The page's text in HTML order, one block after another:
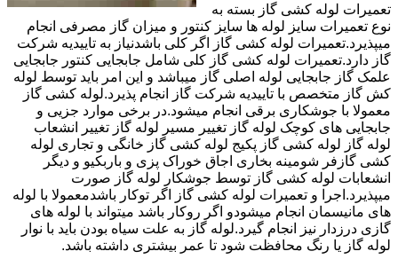
تعمیرات لوله کشی گاز بسته به
نوع تعمیرات سایز لوله ها سایز کنتور و میزان گاز مصرفی انجام
میپذیرد.تعمیرات لوله کشی گاز اگر کلی باشدنیاز به تاییدیه شرکت
گاز دارد.تعمیرات لوله کشی گاز کلی شامل جابجایی کنتور جابجایی
علمک گاز جابجایی لوله اصلی گاز میباشد و این امر باید توسط لوله
کش گاز متخصص با تاییدیه شرکت گاز انجام پذیرد.لوله کشی گاز
معمولا با جوشکاری برقی انجام میشود.در برخی موارد جزیی و
جابجایی های کوچک لوله گاز تغییر مسیر لوله گاز تغییر انشعاب
لوله گاز لوله کشی گاز پکیج لوله کشی گاز خانگی و تجاری لوله
کشی گازفر شومینه بخاری اجاق خوراک پزی و باربکیو و دیگر
انشعابات لوله کشی گاز توسط جوشکار لوله گاز صورت
میپذیرد.اجرا و تعمیرات لوله کشی گاز اگر توکار باشدمعمولا با لوله
های مانیسمان انجام میشودو اگر روکار باشد میتواند با لوله های
گازی درزدار نیز انجام گیرد.لوله گاز به علت سیاه بودن باید با نوار
لوله گاز یا رنگ محافظت شود تا عمر بیشتری داشته باشد.